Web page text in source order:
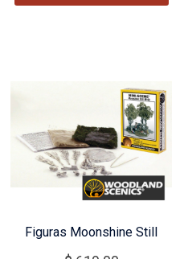
Figuras Moonshine Still